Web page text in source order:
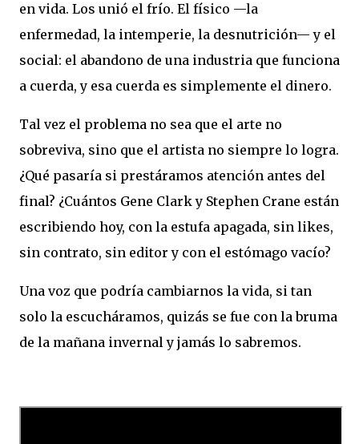
en vida. Los unió el frío. El físico —la
enfermedad, la intemperie, la desnutrición— y el
social: el abandono de una industria que funciona
a cuerda, y esa cuerda es simplemente el dinero.
Tal vez el problema no sea que el arte no
sobreviva, sino que el artista no siempre lo logra.
¿Qué pasaría si prestáramos atención antes del
final? ¿Cuántos Gene Clark y Stephen Crane están
escribiendo hoy, con la estufa apagada, sin likes,
sin contrato, sin editor y con el estómago vacío?
Una voz que podría cambiarnos la vida, si tan
solo la escucháramos, quizás se fue con la bruma
de la mañana invernal y jamás lo sabremos.